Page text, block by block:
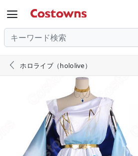

 ホロライブ（hololive）